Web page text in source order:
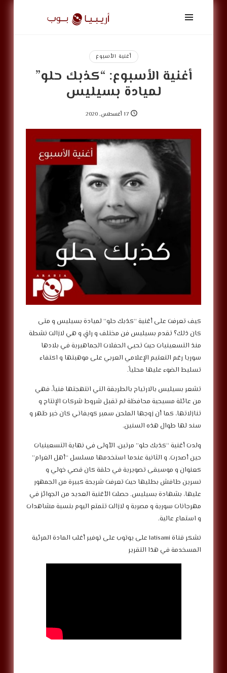
أريبيا
بوب
ArabiaPopأغنية الأسبوع
أغنية الأسبوع: “كذبك حلو”
لميادة بسيليس
17 أغسطس, 2020
كيف تعرفت على أغنية “كذبك حلو” لميادة بسيليس و متى
كان ذلك؟ تقدم بسيليس فن مختلف و راقٍ و هي لازالت نشطة
منذ التسعينيات حيث تحيي الحفلات الجماهيرية في بلادها
سوريا رغم التعتيم الإعلامي العربي على موهبتها و اكتفاء
تسليط الضوء عليها محلياً.
تشعر بسيليس بالارتياح بالطريقة التي انتهجتها فنياً، فهي
من عائلة مسيحية محافظة لم تقبل شروط شركات الإنتاج و
تنازلاتها، كما أن زوجها الملحن سمير كويفاتي كان خير ظهر و
سند لها طوال هذه السنين.
ولدت أغنية “كذبك حلو” مرتين، الأولى في نهاية التسعينيات
حين أصدرت، و الثانية عندما استخدمها مسلسل “أهل الغرام”
كعنوان و موسيقى تصويرية في حلقة كان قصي خولي و
نسرين طافش بطليها حيث تعرفت شريحة كبيرة من الجمهور
عليها، بشهادة بسيليس. حصلت الأغنية العديد من الجوائز في
مهرجانات سورية و مصرية و لازالت تتمتع اليوم بنسبة مشاهدات
و استماع عالية.
نشكر قناة latisami على يوتوب على توفير أغلب المادة المرئية
المسخدمة في هذا التقرير